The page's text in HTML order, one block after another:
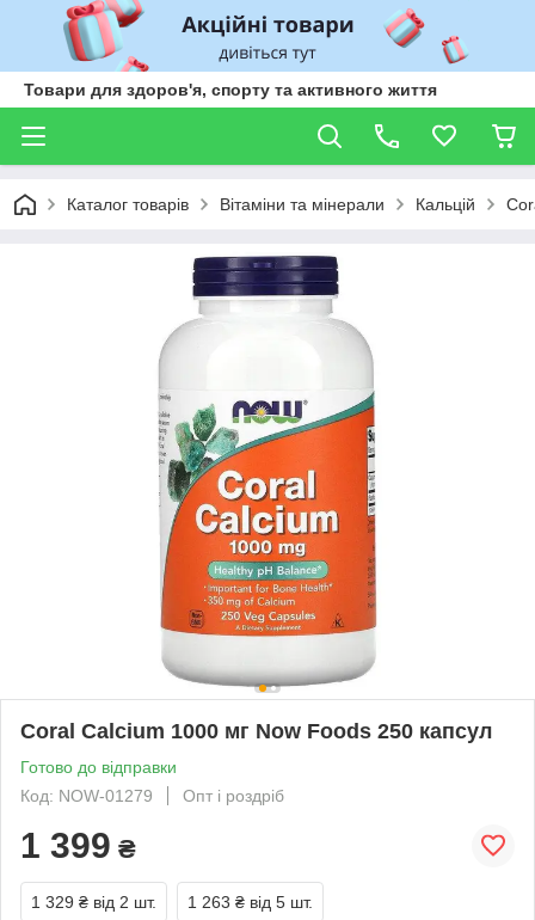
Товари для здоров'я, спорту та активного життя
Каталог товарів Вітаміни та мінерали Кальцій
Coral Calcium 1000 мг Now Foods 250 капсул
Готово до відправки
Код: NOW-01279
Опт і роздріб
1 399 ₴
1 329 ₴ від 2 шт. 1 263 ₴ від 5 шт.